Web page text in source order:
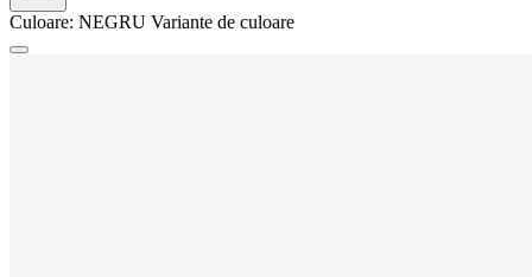
Culoare: NEGRU Variante de culoare